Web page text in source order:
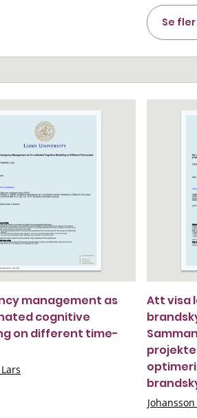
Se
management as
cognitive
on different time-
Att visa